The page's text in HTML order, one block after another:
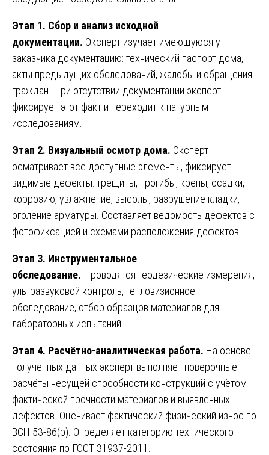
Этап 1. Сбор и анализ исходной
документации. Эксперт изучает имеющуюся у
заказчика документацию: технический паспорт дома,
акты предыдущих обследований, жалобы и обращения
граждан. При отсутствии документации эксперт
фиксирует этот факт и переходит к натурным
исследованиям.
Этап 2. Визуальный осмотр дома. Эксперт
осматривает все доступные элементы, фиксирует
видимые дефекты: трещины, прогибы, крены, осадки,
коррозию, увлажнение, высолы, разрушение кладки,
оголение арматуры. Составляет ведомость дефектов с
фотофиксацией и схемами расположения дефектов.
Этап 3. Инструментальное
обследование. Проводятся геодезические измерения,
ультразвуковой контроль, тепловизионное
обследование, отбор образцов материалов для
лабораторных испытаний.
Этап 4. Расчётно-аналитическая работа. На основе
полученных данных эксперт выполняет поверочные
расчёты несущей способности конструкций с учётом
фактической прочности материалов и выявленных
дефектов. Оценивает фактический физический износ по
ВСН 53-86(р). Определяет категорию технического
состояния по ГОСТ 31937-2011.